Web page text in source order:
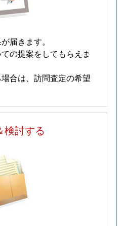
届きます。
の提案をしてもらえま
合は、訪問査定の希望
検討する